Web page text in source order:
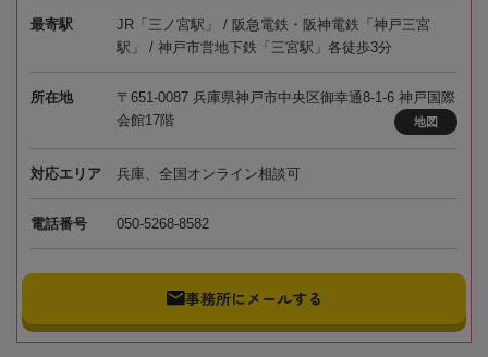
最寄駅
JR「三ノ宮駅」 / 阪急電鉄・阪神電鉄「神戸三宮
駅」 / 神戸市営地下鉄「三宮駅」各徒歩3分
所在地
〒651-0087 兵庫県神戸市中央区御幸通8-1-6 神戸国際
会館17階
地図
対応エリア 兵庫、全国オンライン相談可
電話番号 050-5268-8582
事務所にメールする